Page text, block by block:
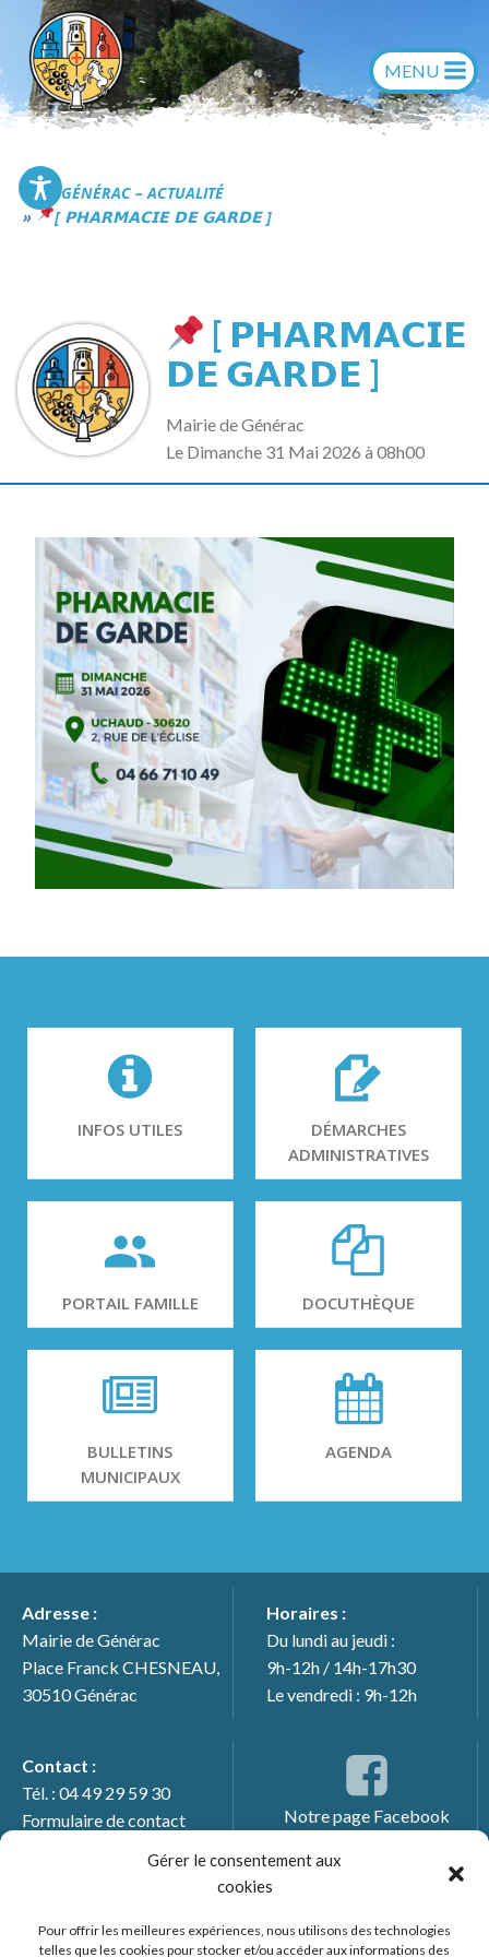
Gérer le consentement aux
cookies
Pour offrir les meilleures expériences, nous utilisons des technologies
telles que les cookies pour stocker et/ou accéder aux informations des
contenu
Commune de Générac
GÉNÉRAC – ACTUALITÉ
[ 𝗣𝗛𝗔𝗥𝗠𝗔𝗖𝗜𝗘 𝗗𝗘 𝗚𝗔𝗥𝗗𝗘 ]
[ 𝗣𝗛𝗔𝗥𝗠𝗔𝗖𝗜𝗘
𝗗𝗘 𝗚𝗔𝗥𝗗𝗘 ]
Mairie de Générac
Le Dimanche 31 Mai 2026 à 08h00
INFOS UTILES
DÉMARCHES
ADMINISTRATIVES
PORTAIL FAMILLE DOCUTHÈQUE
BULLETINS
MUNICIPAUX
AGENDA
Adresse :
Mairie de Générac
Place Franck CHESNEAU,
30510 Générac
Horaires :
Du lundi au jeudi :
9h-12h / 14h-17h30
Le vendredi : 9h-12h
Contact :
Tél. : 04 49 29 59 30
Formulaire de contact
Notre page Facebook